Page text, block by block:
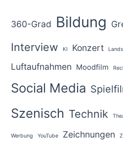
360-Grad Bildung
Interview KI Konzert
Luftaufnahmen Moodfilm
Social Media
Szenisch Technik
Werbung YouTube Zeichnungen